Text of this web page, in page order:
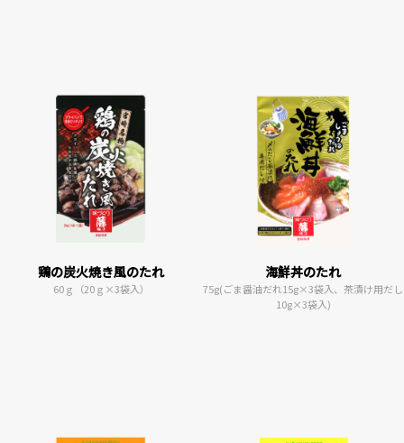
鶏の炭火焼き風のたれ
60ｇ（20ｇ×3袋入）
海鮮丼のたれ
75g(ごま醤油だれ15g×3袋入、茶漬け用だし
10g×3袋入)